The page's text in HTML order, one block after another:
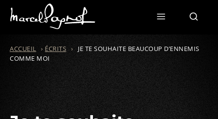
ÉCRITS
ACCUEIL › ÉCRITS ›
JE TE SOUHAITE BEAUCOUP D’ENNEMIS
COMME MOI